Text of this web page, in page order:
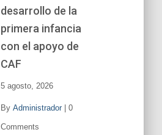
desarrollo de la
primera infancia
con el apoyo de
CAF
5 agosto, 2026
By Administrador| 0
Comments